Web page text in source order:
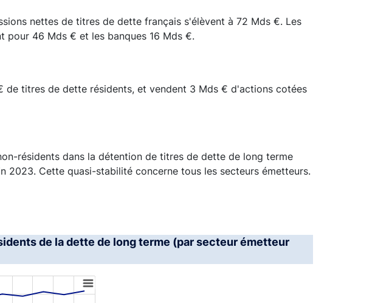
nettes de titres de dette français s'élèvent à 72 Mds €. Les
pour 46 Mds € et les banques 16 Mds €.
de titres de dette résidents, et vendent 3 Mds € d'actions cotées
résidents dans la détention de titres de dette de long terme
2023. Cette quasi-stabilité concerne tous les secteurs émetteurs.
de la dette de long terme (par secteur émetteur